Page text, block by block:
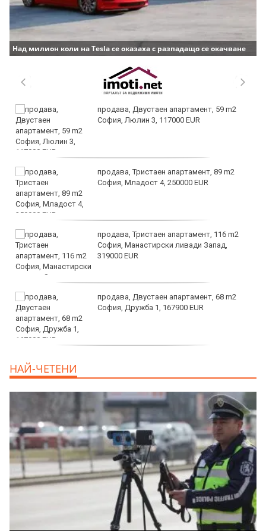
Над милион коли на Tesla се оказаха с разпадащо се окачване
продава, Двустаен апартамент, 59 m2
София, Люлин 3, 117000 EUR
продава, Тристаен апартамент, 89 m2
София, Младост 4, 250000 EUR
продава, Тристаен апартамент, 116 m2
София, Манастирски ливади Запад,
319000 EUR
продава, Двустаен апартамент, 68 m2
София, Дружба 1, 167900 EUR
НАЙ-ЧЕТЕНИ